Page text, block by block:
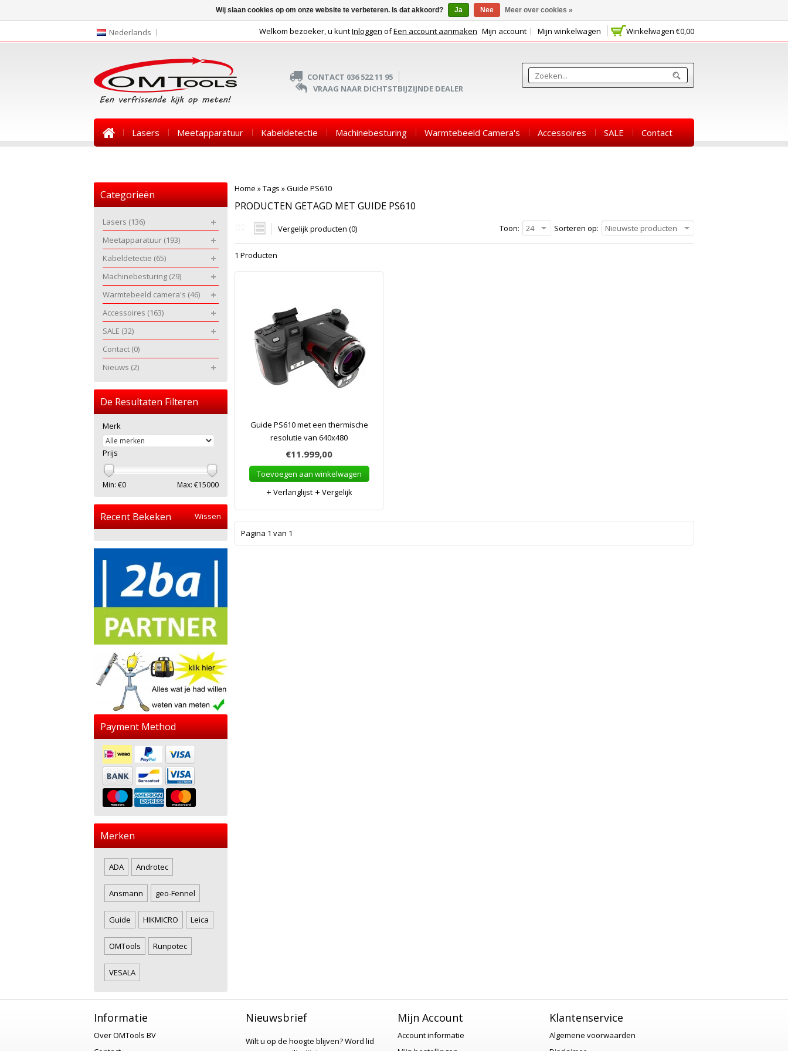
Nederlands Winkelwagen €0,00
Welkom bezoeker, u kuntInloggen ofEen account aanmaken Mijn account Mijn winkelwagen
CONTACT 036 522 11 95
VRAAG NAAR DICHTSTBIJZIJNDE DEALER
Lasers Meetapparatuur Kabeldetectie Machinebesturing Warmtebeeld Camera's Accessoires SALE Contact
Home »Tags »Guide PS610
PRODUCTEN GETAGD MET GUIDE PS610
Vergelijk producten (0) Sorteren op: Nieuwste producten
Toon: 24
1 Producten
Guide PS610 met een thermische
resolutie van 640x480
€11.999,00
Toevoegen aan winkelwagen
Verlanglijst
Vergelijk
Pagina 1 van 1
Categorieën
Lasers (136)
Meetapparatuur (193)
Kabeldetectie (65)
Machinebesturing (29)
Warmtebeeld camera's (46)
Accessoires (163)
SALE (32)
Contact (0)
Nieuws (2)
De Resultaten Filteren
Merk
Prijs
Min: €0 Max: €15000
Recent Bekeken Wissen
Payment Method
Merken
ADA Androtec
Ansmann geo-Fennel
Guide HIKMICRO Leica
OMTools Runpotec
VESALA
Informatie
Over OMTools BV
Nieuwsbrief
Wilt u op de hoogte blijven?Word lid
Mijn Account
Account informatie
Klantenservice
Algemene voorwaarden
Wij slaan cookies op om onze website te verbeteren. Is dat akkoord? Ja Nee Meer over cookies »